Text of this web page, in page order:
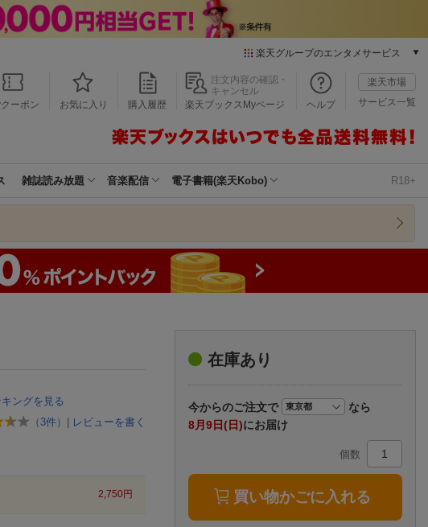
楽天グループのエンタメサービス
本/ゲーム/CD/DVD
楽天ブックス
楽天Kobo
エンタメニュース
推し楽
ーポン お気に入り 購入履歴
注文内容の確認・
キャンセル
楽天ブックスMyページ
ヘルプ
楽天市場
サービス一覧
雑誌読み放題 音楽配信 電子書籍(楽天Kobo) R18+
ングを見る
（ 3件） レビューを書く
2,750円
在庫あり
今からのご注文で
なら
8月9日(日)にお届け
個数
買い物かごに入れる